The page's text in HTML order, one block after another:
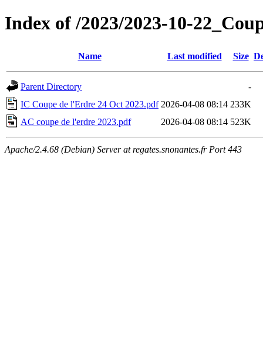
Index of /2023/2023-10-
Name Last modified Size
Parent Directory
-
IC Coupe de l'Erdre 24 Oct 2023.pdf 2026-04-08 08:14 233K
AC coupe de l'erdre 2023.pdf
2026-04-08 08:14 523K
Apache/2.4.68 (Debian) Server at regates.snonantes.fr Port 443